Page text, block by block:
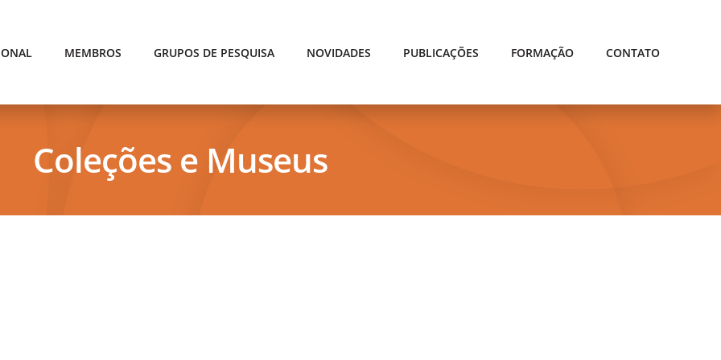
MEMBROS GRUPOS DE PESQUISA NOVIDADES PUBLICAÇÕES FORMAÇÃO CONTATO
Coleções e Museus